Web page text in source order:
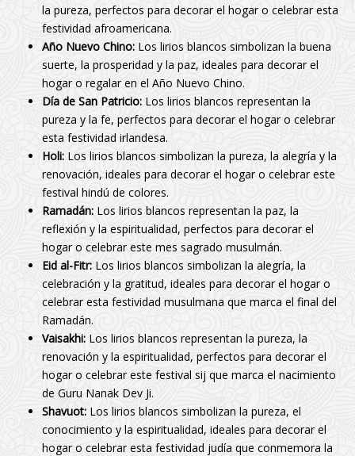
la pureza, perfectos para decorar el hogar o celebrar esta
festividad afroamericana.
Año Nuevo Chino: Los lirios blancos simbolizan la buena
suerte, la prosperidad y la paz, ideales para decorar el
hogar o regalar en el Año Nuevo Chino.
Día de San Patricio: Los lirios blancos representan la
pureza y la fe, perfectos para decorar el hogar o celebrar
esta festividad irlandesa.
Holi: Los lirios blancos simbolizan la pureza, la alegría y la
renovación, ideales para decorar el hogar o celebrar este
festival hindú de colores.
Ramadán: Los lirios blancos representan la paz, la
reflexión y la espiritualidad, perfectos para decorar el
hogar o celebrar este mes sagrado musulmán.
Eid al-Fitr: Los lirios blancos simbolizan la alegría, la
celebración y la gratitud, ideales para decorar el hogar o
celebrar esta festividad musulmana que marca el final del
Ramadán.
Vaisakhi: Los lirios blancos representan la pureza, la
renovación y la espiritualidad, perfectos para decorar el
hogar o celebrar este festival sij que marca el nacimiento
de Guru Nanak Dev Ji.
Shavuot: Los lirios blancos simbolizan la pureza, el
conocimiento y la espiritualidad, ideales para decorar el
hogar o celebrar esta festividad judía que conmemora la